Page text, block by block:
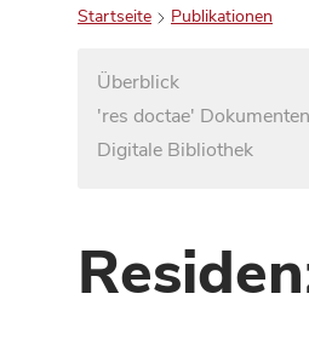
Startseite Publikationen
Überblick
'res doctae'
Digitale Bibliothek